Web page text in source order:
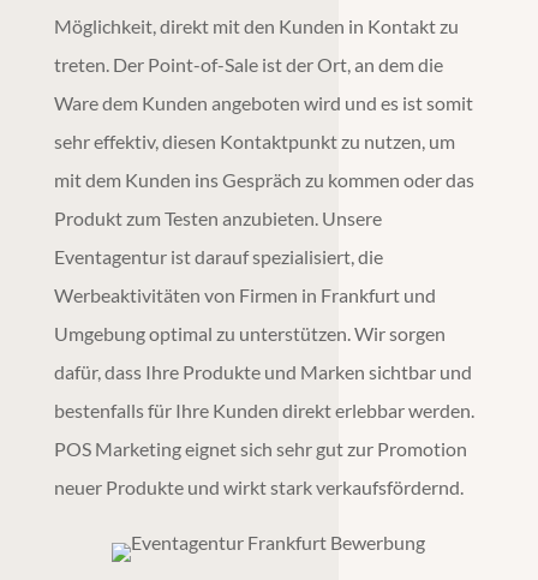
Möglichkeit, direkt mit den Kunden in Kontakt zu
treten. Der Point-of-Sale ist der Ort, an dem die
Ware dem Kunden angeboten wird und es ist somit
sehr effektiv, diesen Kontaktpunkt zu nutzen, um
mit dem Kunden ins Gespräch zu kommen oder das
Produkt zum Testen anzubieten. Unsere
Eventagenturist darauf spezialisiert, die
Werbeaktivitäten von Firmen in Frankfurtund
Umgebung optimal zu unterstützen. Wir sorgen
dafür, dass Ihre Produkte und Marken sichtbar und
bestenfalls für Ihre Kunden direkt erlebbar werden.
POS Marketingeignet sich sehr gut zur Promotion
neuer Produkte und wirkt stark verkaufsfördernd.